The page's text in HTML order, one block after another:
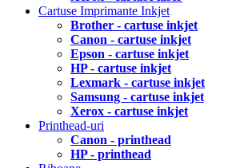
Cartuse Imprimante Inkjet
Brother - cartuse inkjet
Canon - cartuse inkjet
Epson - cartuse inkjet
HP - cartuse inkjet
Lexmark - cartuse inkjet
Samsung - cartuse inkjet
Xerox - cartuse inkjet
Printhead-uri
Canon - printhead
HP - printhead